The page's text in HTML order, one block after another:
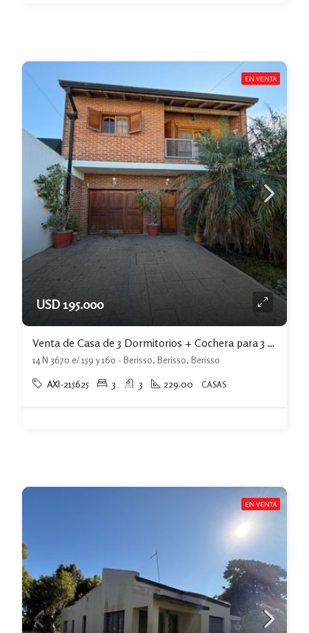
EN VENTA
USD 195.000
Venta de Casa de 3 Dormitorios + Cochera para 3 Autos y Quincho con Jardin.-
14 N 3670 e/ 159 y 160 - Berisso, Berisso, Berisso
AXI-215625 3 3 229.00 CASAS
EN VENTA